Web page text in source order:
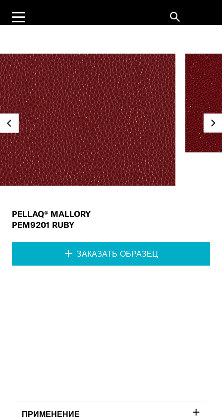
PELLAQ® MALLORY
PEM9201 RUBY
ЗАКАЗАТЬ ОБРАЗЕЦ
ПРИМЕНЕНИЕ